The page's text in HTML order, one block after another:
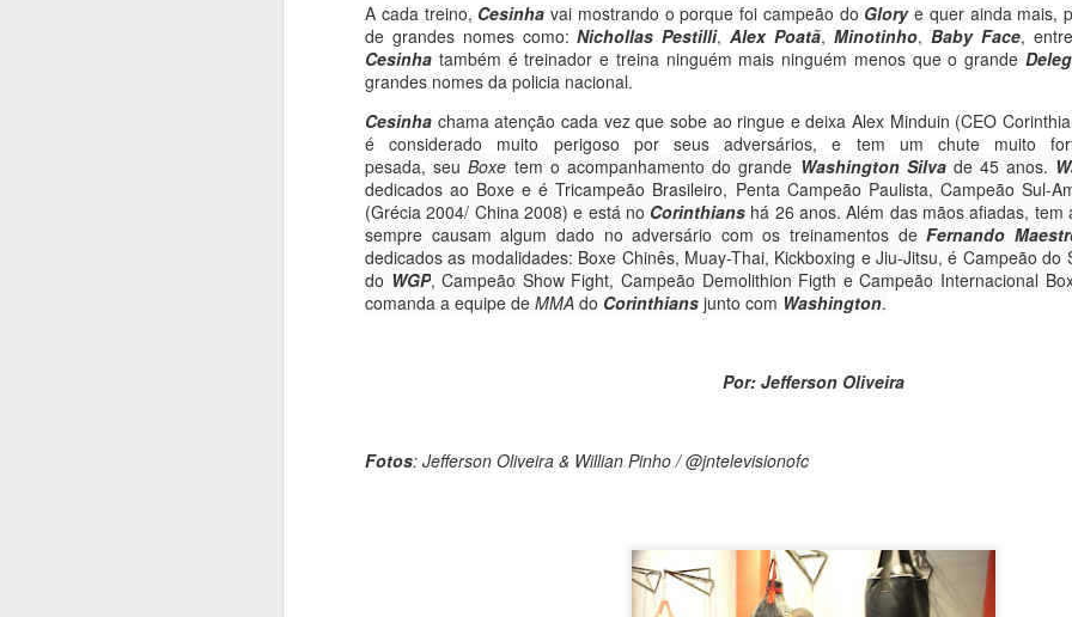
A cada treino, Cesinha vai mostrando o porque foi campeão do Glorye quer ainda mais,
de grandes nomes como:Nichollas Pestilli,Alex Poatã, Minotinho, Baby Face,
Cesinha também é treinador e treina ninguém mais ninguém menos que o grande
grandes nomes da policia nacional.
Cesinha chama atenção cada vez que sobe ao ringue e deixa Alex Minduin (CEO
é considerado muito perigoso por seus adversários, e tem um chute muito
pesada, seuBoxe tem o acompanhamento do grande Washington Silva de 45 anos.
dedicados ao Boxe e é Tricampeão Brasileiro, Penta Campeão Paulista, Campeão Sul-
(Grécia 2004/ China 2008) e está no Corinthians há 26 anos. Além das mãos afiadas,
sempre causam algum dado no adversário com os treinamentos deFernando
dedicados as modalidades: Boxe Chinês, Muay-Thai, Kickboxing e Jiu-Jitsu, é Campeão do
do WGP, Campeão Show Fight, Campeão Demolithion Figth e Campeão Internacional
comanda a equipe de MMA do Corinthians junto com Washington.
Por: Jefferson Oliveira
Fotos: Jefferson Oliveira & Willian Pinho / @jntelevisionofc
grande momento, aconteceu quando o Rei das Entrevistas, deu
uma réplica da estátua "Três Graças", que faz alusão a paixão do
personagem "Kasper" vivido por Falabella na novela das 9 da
Globo. Miguel Falabella ficou muito feliz, impressionado e
encantado com a surpresa e fez um post em seu Instagram
comentando sobre o presente recebido de Jefferson Oliveira.